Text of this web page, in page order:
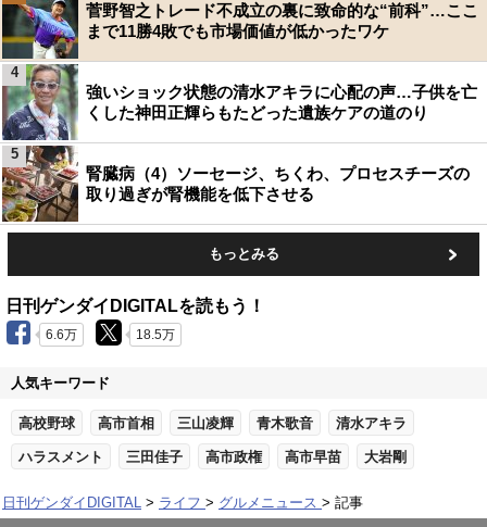
菅野智之トレード不成立の裏に致命的な“前科”…ここ
まで11勝4敗でも市場価値が低かったワケ
強いショック状態の清水アキラに心配の声…子供を亡
くした神田正輝らもたどった遺族ケアの道のり
4
腎臓病（4）ソーセージ、ちくわ、プロセスチーズの
取り過ぎが腎機能を低下させる
5
もっとみる
日刊ゲンダイDIGITALを読もう！
6.6万 18.5万
人気キーワード
高校野球 高市首相 三山凌輝 青木歌音 清水アキラ
ハラスメント 三田佳子 高市政権 高市早苗 大岩剛
日刊ゲンダイDIGITAL ライフ グルメニュース 記事